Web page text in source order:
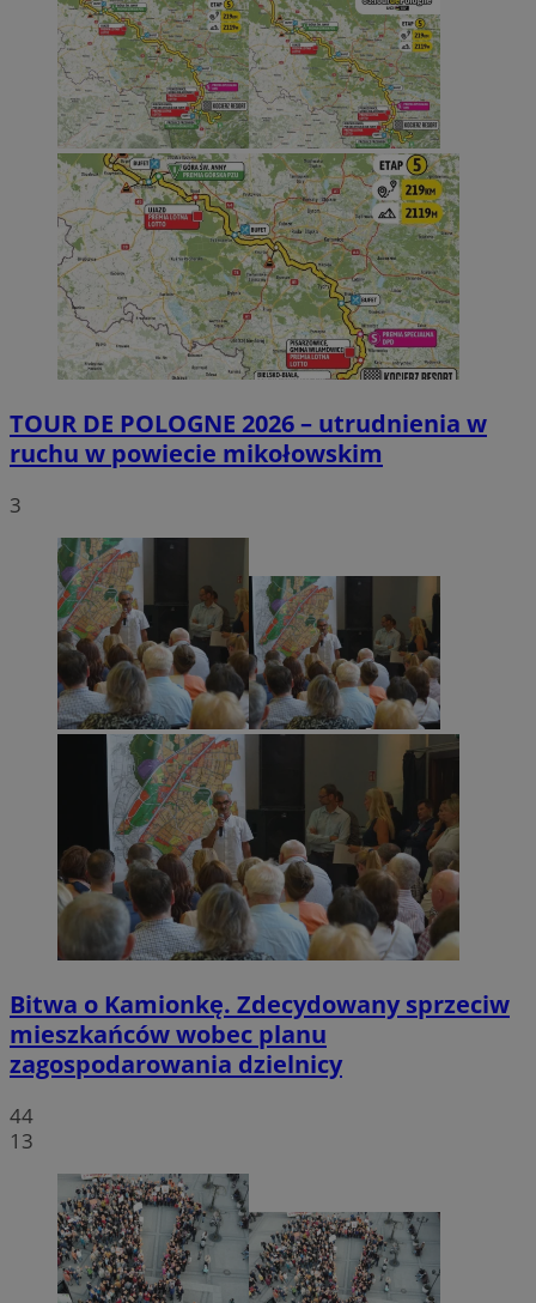
TOUR DE POLOGNE 2026 – utrudnienia w
ruchu w powiecie mikołowskim
3
Bitwa o Kamionkę. Zdecydowany sprzeciw
mieszkańców wobec planu
zagospodarowania dzielnicy
44
13